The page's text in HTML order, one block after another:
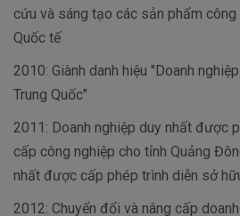
cứu và sáng tạo các sản phẩm công
Quốc tế
2010: Giành danh hiệu "Doanh
Trung Quốc"
2011: Doanh nghiệp duy nhất được
cấp công nghiệp cho tỉnh Quảng
nhất được cấp phép trình diễn sở
2012: Chuyển đổi và nâng cấp